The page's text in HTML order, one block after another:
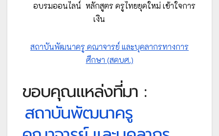
อบรมออนไลน์ หลักสูตร ครูไทยยุคใหม่ เข้าใจการ
เงิน
สถาบันพัฒนาครู คณาจารย์ และบุคลากรทางการ
ศึกษา (สคบศ.)
ขอบคุณแหล่งที่มา :
สถาบันพัฒนาครู